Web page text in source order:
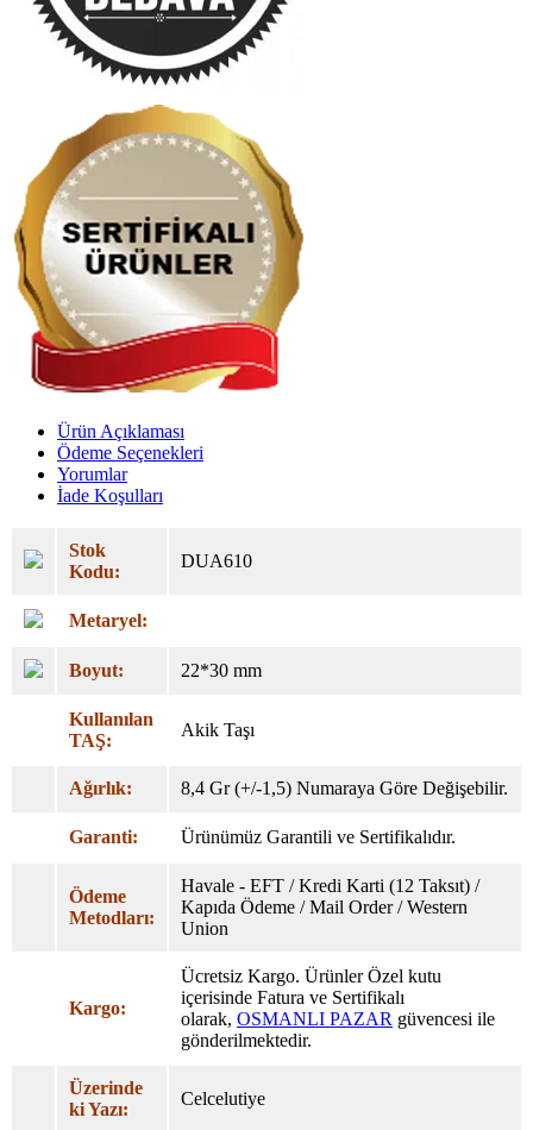
Ürün Açıklaması
Ödeme Seçenekleri
Yorumlar
İade Koşulları
Stok
Kodu:
DUA610
Metaryel:
Boyut: 22*30 mm
Kullanılan
TAŞ:
Akik Taşı
Ağırlık: 8,4 Gr (+/-1,5) Numaraya Göre Değişebilir.
Garanti: Ürünümüz Garantili ve Sertifikalıdır.
Ödeme
Metodları:
Havale - EFT / Kredi Karti (12 Taksıt) /
Kapıda Ödeme / Mail Order / Western
Union
Kargo:
Ücretsiz Kargo. Ürünler Özel kutu
içerisinde Fatura ve Sertifikalı
olarak, OSMANLI PAZAR güvencesi ile
gönderilmektedir.
Üzerinde
ki Yazı:
Celcelutiye